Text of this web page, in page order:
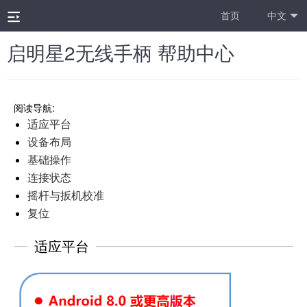
首页 中文
启明星2无线手柄 帮助中心
阅读导航:
适应平台
设备布局
基础操作
连接状态
摇杆与扳机校准
复位
适应平台